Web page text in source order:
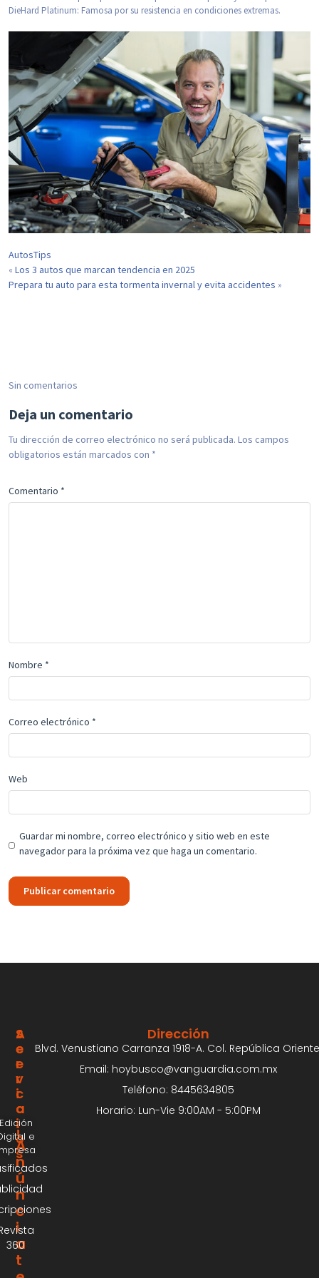
DieHard Platinum: Famosa por su resistencia en condiciones extremas.
AutosTips
« Los 3 autos que marcan tendencia en 2025
Prepara tu auto para esta tormenta invernal y evita accidentes »
Sin comentarios
Deja un comentario
Tu dirección de correo electrónico no será publicada. Los campos
obligatorios están marcados con *
Comentario *
Nombre *
Correo electrónico *
Web
Guardar mi nombre, correo electrónico y sitio web en este
navegador para la próxima vez que haga un comentario.
¡
A
n
ú
n
c
i
a
t
S
E
R
V
I
C
I
O
S
360
A
C
E
R
C
A
e
Dirección
Blvd. Venustiano Carranza 1918-A. Col. República
Email: hoybusco@vanguardia.com.mx
Teléfono: 8445634805
Horario: Lun-Vie 9:00AM - 5:00PM